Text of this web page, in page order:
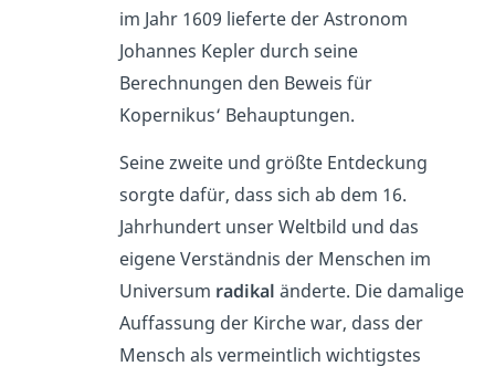
im Jahr 1609 lieferte der Astronom
Johannes Kepler durch seine
Berechnungen den Beweis für
Kopernikus‘ Behauptungen.
Seine zweite und größte Entdeckung
sorgte dafür, dass sich ab dem 16.
Jahrhundert unser Weltbild und das
eigene Verständnis der Menschen im
Universum radikal änderte. Die damalige
Auffassung der Kirche war, dass der
Mensch als vermeintlich wichtigstes